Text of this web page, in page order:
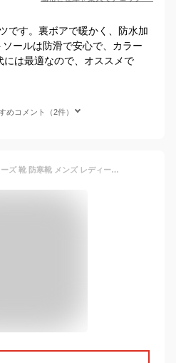
です。裏ボアで暖かく、防水加
ールは防滑で安心で、カラー
には最適なので、オススメで
めコメント（2件）
スノーブーツ スノーシューズ 靴 防寒靴 メンズ レディース 防水 セミロングブーツ スノトレ シューズ 冬用長靴 冬用靴 ブーツ 防寒 ユニセックス ALBATRE アルバートル al-wp1730